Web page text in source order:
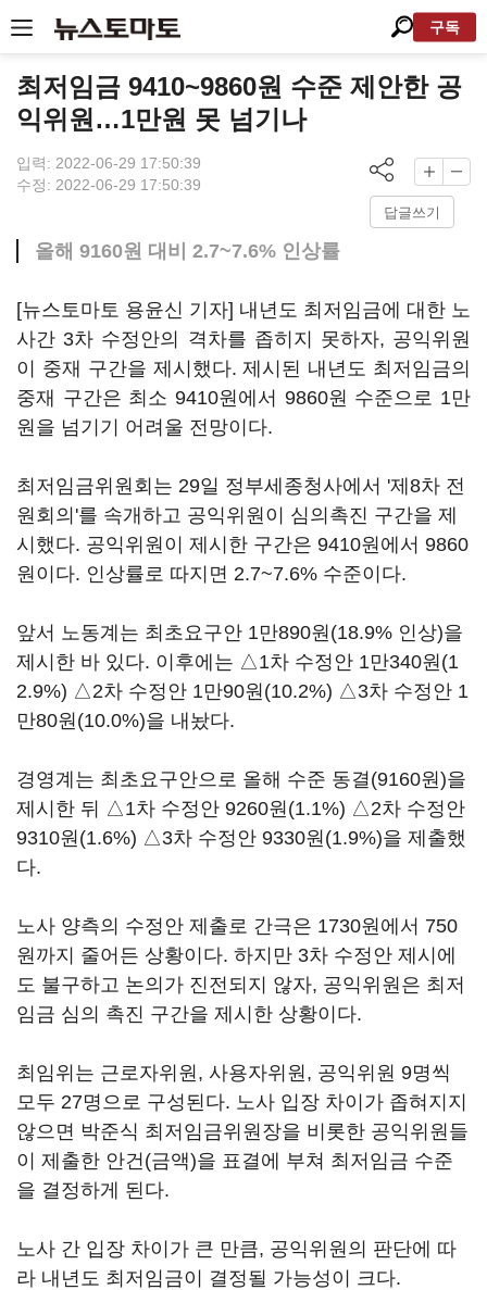
구독
최저임금 9410~9860원 수준 제안한 공
익위원…1만원 못 넘기나
입력: 2022-06-29 17:50:39
수정: 2022-06-29 17:50:39
답글쓰기
올해 9160원 대비 2.7~7.6% 인상률
[뉴스토마토 용윤신 기자] 내년도 최저임금에 대한 노
사간 3차 수정안의 격차를 좁히지 못하자, 공익위원
이 중재 구간을 제시했다. 제시된 내년도 최저임금의
중재 구간은 최소 9410원에서 9860원 수준으로 1만
원을 넘기기 어려울 전망이다.
최저임금위원회는 29일 정부세종청사에서 '제8차 전
원회의'를 속개하고 공익위원이 심의촉진 구간을 제
시했다. 공익위원이 제시한 구간은 9410원에서 9860
원이다. 인상률로 따지면 2.7~7.6% 수준이다.
앞서 노동계는 최초요구안 1만890원(18.9% 인상)을
제시한 바 있다. 이후에는 △1차 수정안 1만340원(1
2.9%) △2차 수정안 1만90원(10.2%) △3차 수정안 1
만80원(10.0%)을 내놨다.
경영계는 최초요구안으로 올해 수준 동결(9160원)을
제시한 뒤 △1차 수정안 9260원(1.1%) △2차 수정안
9310원(1.6%) △3차 수정안 9330원(1.9%)을 제출했
다.
노사 양측의 수정안 제출로 간극은 1730원에서 750
원까지 줄어든 상황이다. 하지만 3차 수정안 제시에
도 불구하고 논의가 진전되지 않자, 공익위원은 최저
임금 심의 촉진 구간을 제시한 상황이다.
최임위는 근로자위원, 사용자위원, 공익위원 9명씩
모두 27명으로 구성된다. 노사 입장 차이가 좁혀지지
않으면 박준식 최저임금위원장을 비롯한 공익위원들
이 제출한 안건(금액)을 표결에 부쳐 최저임금 수준
을 결정하게 된다.
노사 간 입장 차이가 큰 만큼, 공익위원의 판단에 따
라 내년도 최저임금이 결정될 가능성이 크다.